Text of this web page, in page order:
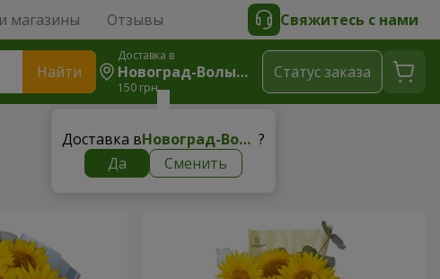
магазины Отзывы Свяжитесь с нами
Найти
Доставка в
Новоград-Волынский
150 грн
Доставка в Новоград-Волынский ?
Да
Сменить
Cтатус заказа